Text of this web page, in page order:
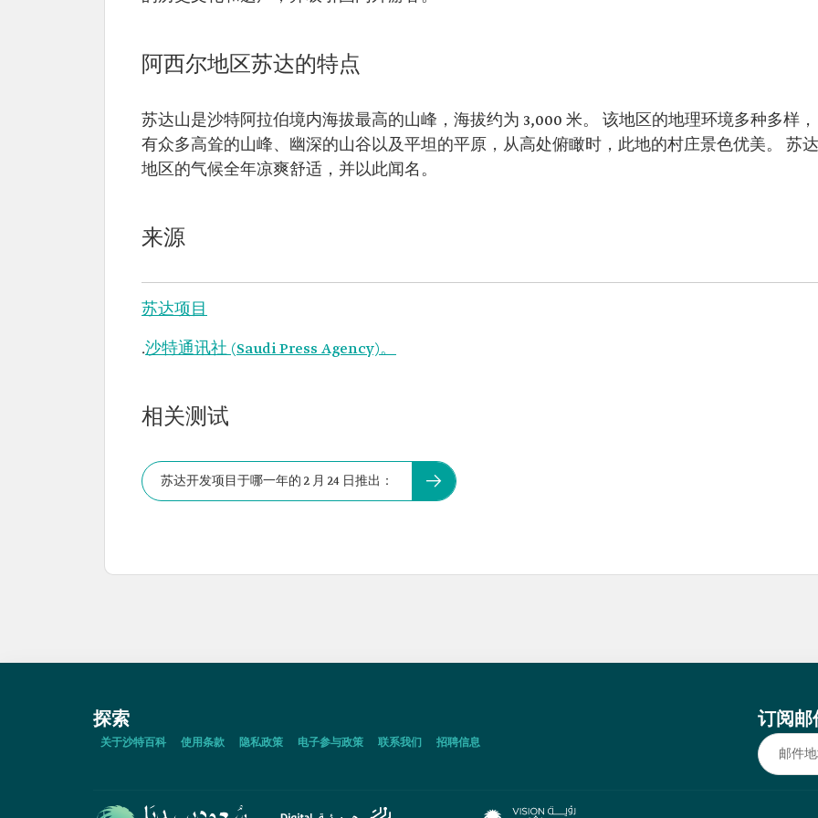
阿西尔地区苏达的特点
苏达山是沙特阿拉伯境内海拔最高的山峰，海拔约为 3,000 米。 该地区的地理环境多种多样，
有众多高耸的山峰、幽深的山谷以及平坦的平原，从高处俯瞰时，此地的村庄景色优美。 苏达
地区的气候全年凉爽舒适，并以此闻名。
来源
苏达项目
.沙特通讯社 (Saudi Press Agency)。
相关测试
苏达开发项目于哪一年的 2 月 24 日推出：
探索
关于沙特百科 使用条款 隐私政策 电子参与政策 联系我们 招聘信息
订阅邮